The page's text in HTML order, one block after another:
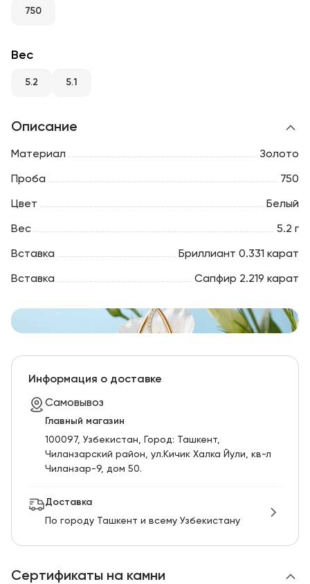
RU
750
Вес
5.2 5.1
Описание
Материал Золото
Проба 750
Цвет Белый
Вес 5.2 г
Вставка Бриллиант 0.331 карат
Вставка Сапфир 2.219 карат
Информация о доставке
Самовывоз
Главный магазин
100097, Узбекистан, Город: Ташкент,
Чиланзарский pайон, ул.Кичик Халка Йули, кв-л
Чиланзар-9, дом 50.
Доставка
По городу Ташкент и всему Узбекистану
Сертификаты на камни